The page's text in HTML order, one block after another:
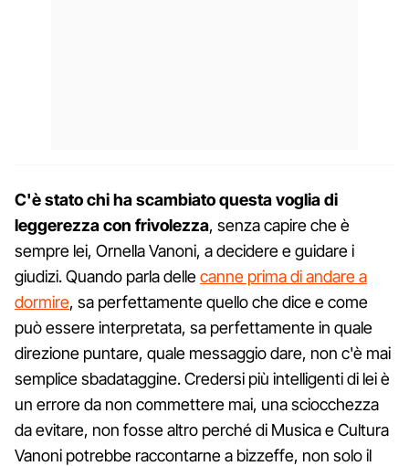
C'è stato chi ha scambiato questa voglia di
leggerezza con frivolezza, senza capire che è
sempre lei, Ornella Vanoni, a decidere e guidare i
giudizi. Quando parla dellecanne prima di andare a
dormire, sa perfettamente quello che dice e come
può essere interpretata, sa perfettamente in quale
direzione puntare, quale messaggio dare, non c'è mai
semplice sbadataggine. Credersi più intelligenti di lei è
un errore da non commettere mai, una sciocchezza
da evitare, non fosse altro perché di Musica e Cultura
Vanoni potrebbe raccontarne a bizzeffe, non solo il